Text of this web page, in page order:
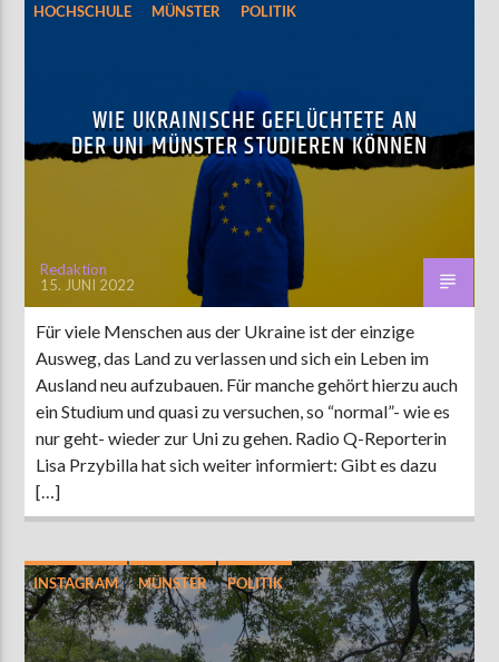
HOCHSCHULE MÜNSTER POLITIK
WIE UKRAINISCHE GEFLÜCHTETE AN
DER UNI MÜNSTER STUDIEREN KÖNNEN
Redaktion
15. JUNI 2022
Für viele Menschen aus der Ukraine ist der einzige
Ausweg, das Land zu verlassen und sich ein Leben im
Ausland neu aufzubauen. Für manche gehört hierzu auch
ein Studium und quasi zu versuchen, so “normal”- wie es
nur geht- wieder zur Uni zu gehen. Radio Q-Reporterin
Lisa Przybilla hat sich weiter informiert: Gibt es dazu
[…]
INSTAGRAM MÜNSTER POLITIK